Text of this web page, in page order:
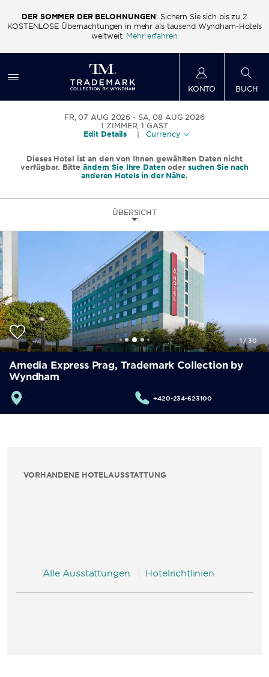
DER SOMMER DER BELOHNUNGEN: Sichern Sie sich bis zu 2
KOSTENLOSE Übernachtungen in mehr als tausend Wyndham-Hotels
weltweit. Mehr erfahren
KONTO BUCH
FR, 07 AUG 2026
SA, 08 AUG 2026
1 ZIMMER,1 GAST
Edit Details
Currency
Dieses Hotel ist an den von Ihnen gewählten Daten nicht
verfügbar. Bitte ändern Sie Ihre Daten oder suchen Sie nach
anderen Hotels in der Nähe.
ÜBERSICHT
1 / 30
Amedia Express Prag, Trademark Collection by
Wyndham
+420-234-623100
VORHANDENE HOTELAUSSTATTUNG
Alle Ausstattungen Hotelrichtlinien